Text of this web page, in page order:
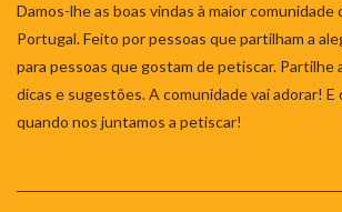
Damos-lhe as boas vindas à maior comunidade
Portugal. Feito por pessoas que partilham a
para pessoas que gostam de petiscar. Partilhe
dicas e sugestões. A comunidade vai adorar! E
quando nos juntamos a petiscar!